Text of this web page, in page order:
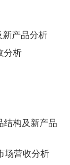
新产品分析
分析
结构及新产品
场营收分析